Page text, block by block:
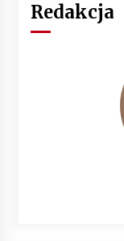
Redakcja